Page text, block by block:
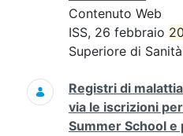
Contenuto Web
ISS, 26 febbraio
Superiore di
Registri di
via le iscrizioni
Summer School